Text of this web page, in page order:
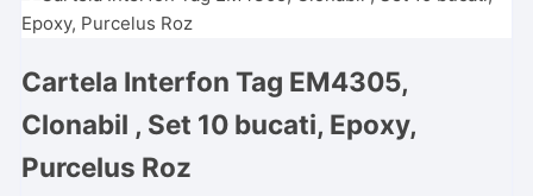
Cartela Interfon Tag EM4305,
Clonabil , Set 10 bucati, Epoxy,
Purcelus Roz